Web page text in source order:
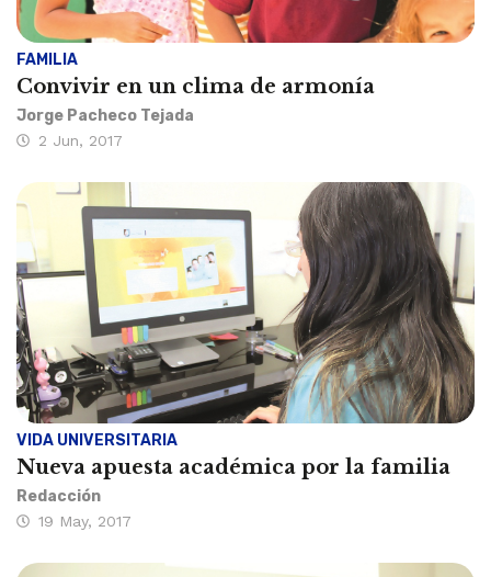
FAMILIA
Convivir en un clima de armonía
Jorge Pacheco Tejada
2 Jun, 2017
VIDA UNIVERSITARIA
Nueva apuesta académica por la familia
Redacción
19 May, 2017